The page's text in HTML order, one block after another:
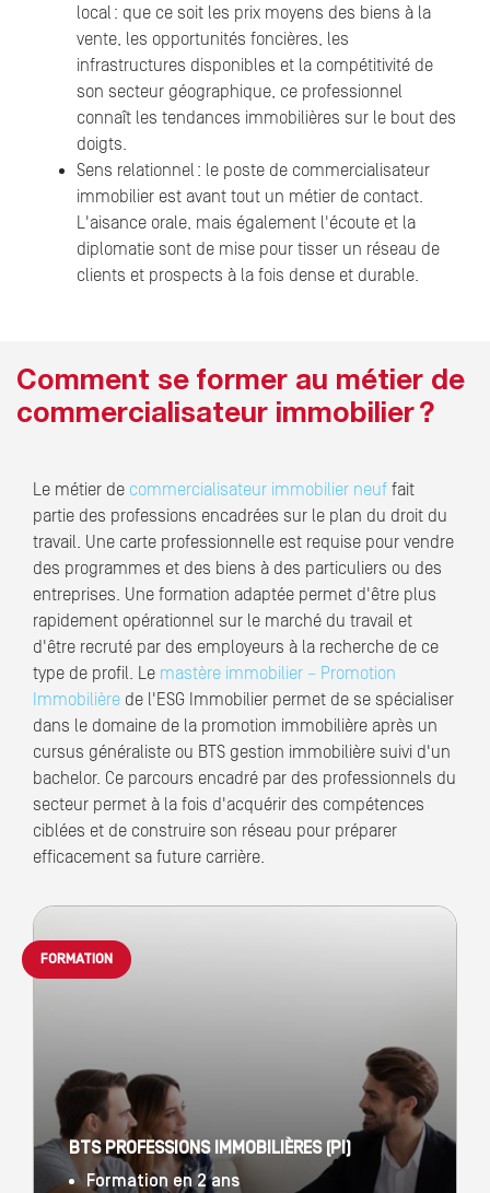
local : que ce soit les prix moyens des biens à la
vente, les opportunités foncières, les
infrastructures disponibles et la compétitivité de
son secteur géographique, ce professionnel
connaît les tendances immobilières sur le bout des
doigts.
Sens relationnel : le poste de commercialisateur
immobilier est avant tout un métier de contact.
L'aisance orale, mais également l'écoute et la
diplomatie sont de mise pour tisser un réseau de
clients et prospects à la fois dense et durable.
Comment se former au métier de
commercialisateur immobilier ?
Le métier de commercialisateur immobilier neuf fait
partie des professions encadrées sur le plan du droit du
travail. Une carte professionnelle est requise pour vendre
des programmes et des biens à des particuliers ou des
entreprises. Une formation adaptée permet d'être plus
rapidement opérationnel sur le marché du travail et
d'être recruté par des employeurs à la recherche de ce
type de profil. Le mastère immobilier – Promotion
Immobilière de l'ESG Immobilier permet de se spécialiser
dans le domaine de la promotion immobilière après un
cursus généraliste ou BTS gestion immobilière suivi d'un
bachelor. Ce parcours encadré par des professionnels du
secteur permet à la fois d'acquérir des compétences
ciblées et de construire son réseau pour préparer
efficacement sa future carrière.
BTS PROFESSIONS IMMOBILIÈRES (PI)
Formation en 2 ans
FORMATION